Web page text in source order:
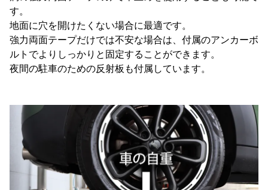
す。
地面に穴を開けたくない場合に最適です。
強力両面テープだけでは不安な場合は、付属のアンカーボ
ルトでよりしっかりと固定することができます。
夜間の駐車のための反射板も付属しています。